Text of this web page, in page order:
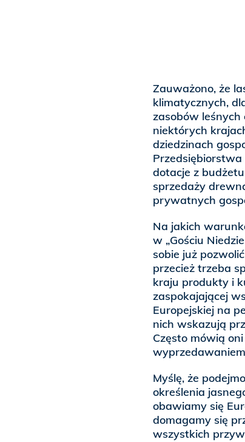
Zauważono, że
klimatycznych,
zasobów
niektórych
dziedzinach
dotacje z
sprzedaży
prywatnych
Na jakich
w „Gościu
sobie już
przecież trzeba
kraju produkty i
zaspokajającej
Europejskiej na
nich wskazują
Często mówią
Myślę, że
określenia
obawiamy się
domagamy się
wszystkich